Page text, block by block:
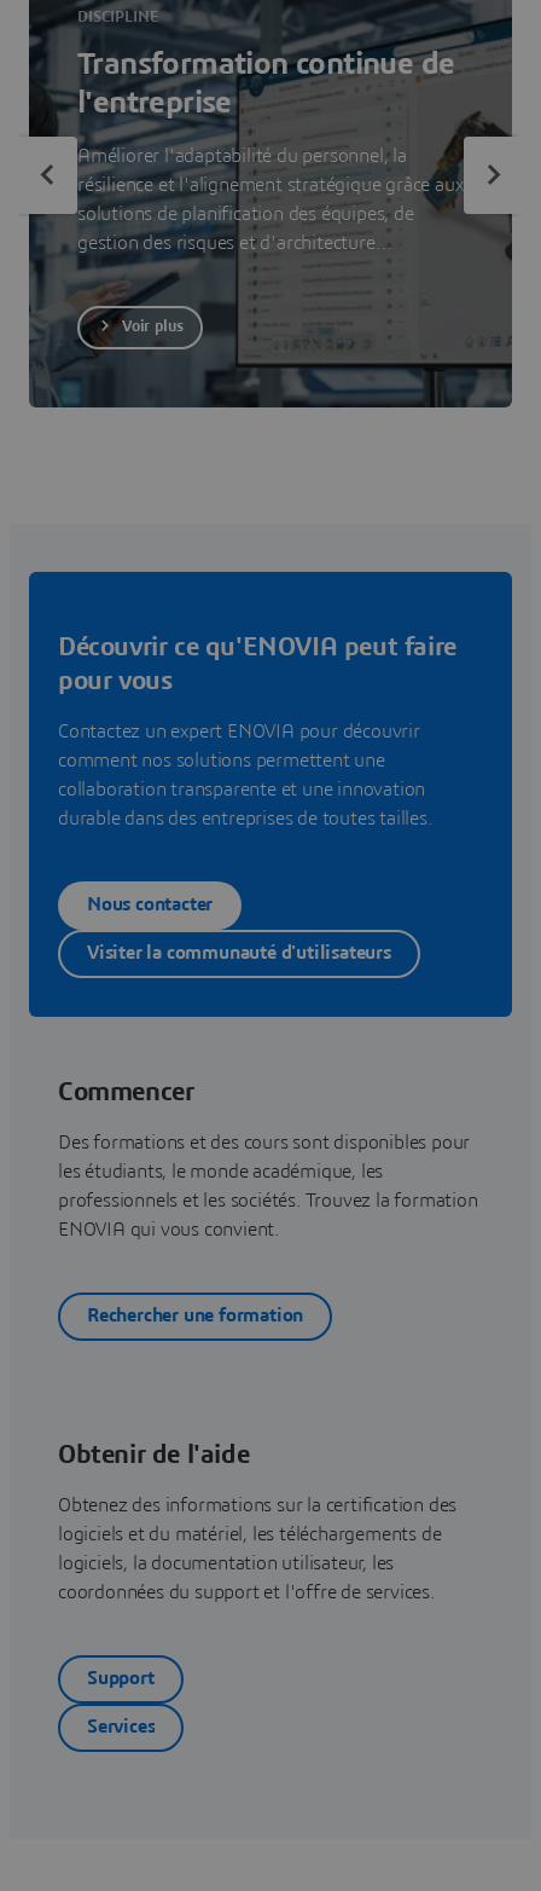
DISCIPLINE
Transformation continue de
l'entreprise
Améliorer l'adaptabilité du personnel, la
résilience et l'alignement stratégique grâce aux
solutions de planification des équipes, de
gestion des risques et d'architecture
organisationnelle
Voir plus
Découvrir ce qu'ENOVIA peut faire
pour vous
Contactez un expert ENOVIA pour découvrir
comment nos solutions permettent une
collaboration transparente et une innovation
durable dans des entreprises de toutes tailles.
Nous contacter
Visiter la communauté d'utilisateurs
Commencer
Des formations et des cours sont disponibles pour
les étudiants, le monde académique, les
professionnels et les sociétés. Trouvez la formation
ENOVIA qui vous convient.
Rechercher une formation
Obtenir de l'aide
Obtenez des informations sur la certification des
logiciels et du matériel, les téléchargements de
logiciels, la documentation utilisateur, les
coordonnées du support et l'offre de services.
Support
Services